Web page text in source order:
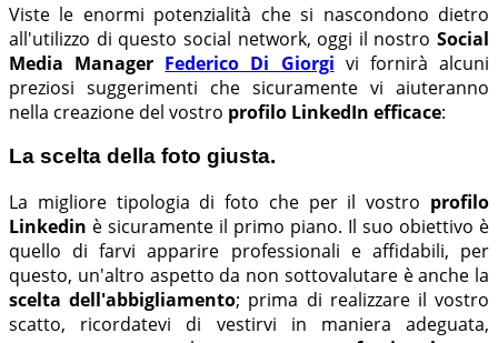
Viste le enormi potenzialità che si nascondono dietro
all'utilizzo di questo social network, oggi il nostro Social
Media Manager Federico Di Giorgi vi fornirà alcuni
preziosi suggerimenti che sicuramente vi aiuteranno
nella creazione del vostro profilo LinkedIn efficace:
La scelta della foto giusta.
La migliore tipologia di foto che per il vostro profilo
Linkedin è sicuramente il primo piano. Il suo obiettivo è
quello di farvi apparire professionali e affidabili, per
questo, un'altro aspetto da non sottovalutare è anche la
scelta dell'abbigliamento; prima di realizzare il vostro
scatto, ricordatevi di vestirvi in maniera adeguata,